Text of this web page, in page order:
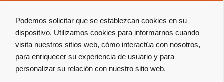
Podemos solicitar que se establezcan cookies en su
dispositivo. Utilizamos cookies para informarnos cuando
visita nuestros sitios web, cómo interactúa con nosotros,
para enriquecer su experiencia de usuario y para
personalizar su relación con nuestro sitio web.